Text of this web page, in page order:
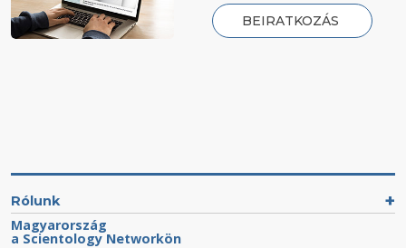
BEIRATKOZÁS
Rólunk
Magyarország
a Scientology Networkön